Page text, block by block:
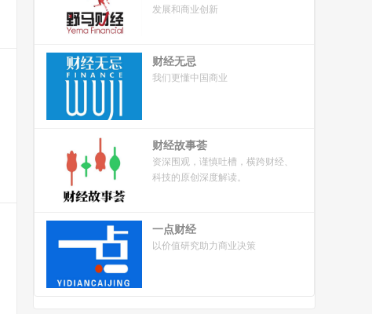
发展和商业创新
财经无忌
我们更懂中国商业
财经故事荟
资深围观，谨慎吐槽，横跨财经、
科技的原创深度解读。
一点财经
以价值研究助力商业决策